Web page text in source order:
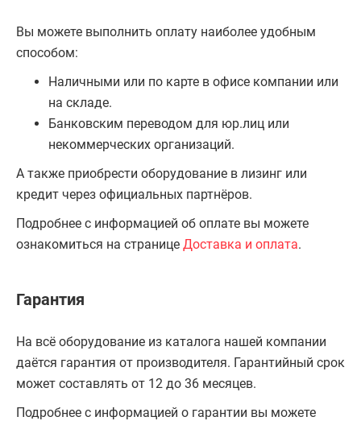
Вы можете выполнить оплату наиболее удобным
способом:
Наличными или по карте в офисе компании или
на складе.
Банковским переводом для юр.лиц или
некоммерческих организаций.
А также приобрести оборудование в лизинг или
кредит через официальных партнёров.
Подробнее с информацией об оплате вы можете
ознакомиться на странице Доставка и оплата.
Гарантия
На всё оборудование из каталога нашей компании
даётся гарантия от производителя. Гарантийный срок
может составлять от 12 до 36 месяцев.
Подробнее с информацией о гарантии вы можете